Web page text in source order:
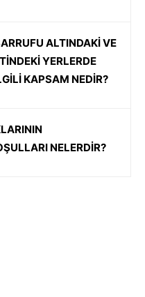
ALTINDAKİ VE
YERLERDE
KAPSAM NEDİR?
NELERDİR?